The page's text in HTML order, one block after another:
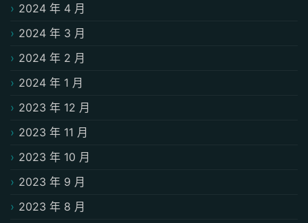
2024 年 4 月
2024 年 3 月
2024 年 2 月
2024 年 1 月
2023 年 12 月
2023 年 11 月
2023 年 10 月
2023 年 9 月
2023 年 8 月